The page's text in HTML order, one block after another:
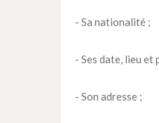
- Sa nationalité ;
- Ses date, lieu et
- Son adresse ;